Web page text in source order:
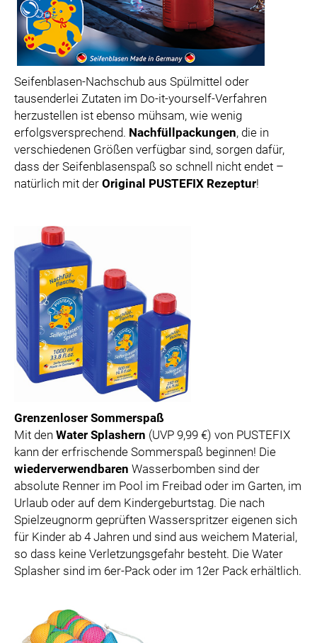
Seifenblasen-Nachschub aus Spülmittel oder
tausenderlei Zutaten im Do-it-yourself-Verfahren
herzustellen ist ebenso mühsam, wie wenig
erfolgsversprechend. Nachfüllpackungen, die in
verschiedenen Größen verfügbar sind, sorgen dafür,
dass der Seifenblasenspaß so schnell nicht endet –
natürlich mit der Original PUSTEFIX Rezeptur!
Grenzenloser Sommerspaß
Mit den Water Splashern (UVP 9,99 €) von PUSTEFIX
kann der erfrischende Sommerspaß beginnen! Die
wiederverwendbaren Wasserbomben sind der
absolute Renner im Pool im Freibad oder im Garten, im
Urlaub oder auf dem Kindergeburtstag. Die nach
Spielzeugnorm geprüften Wasserspritzer eigenen sich
für Kinder ab 4 Jahren und sind aus weichem Material,
so dass keine Verletzungsgefahr besteht. Die Water
Splasher sind im 6er-Pack oder im 12er Pack erhältlich.